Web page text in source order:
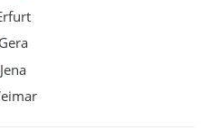
Gera
Jena